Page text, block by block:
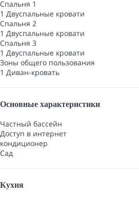
Спальня 1
1 Двуспальные кровати
Спальня 2
1 Двуспальные кровати
Спальня 3
1 Двуспальные кровати
Зоны общего пользования
1 Диван-кровать
Основные характеристики
Частный бассейн
Доступ в интернет
кондиционер
Сад
Кухня